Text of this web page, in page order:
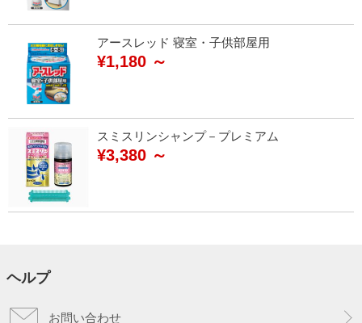
アースレッド 寝室・子供部屋用
¥1,180 ～
スミスリンシャンプ－プレミアム
¥3,380 ～
ヘルプ
お問い合わせ